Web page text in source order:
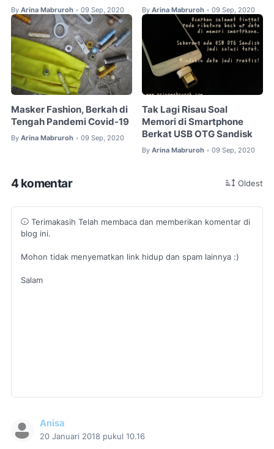
By Arina Mabruroh • 09 Sep, 2020 By Arina Mabruroh • 09 Sep, 2020
Masker Fashion, Berkah di
Tengah Pandemi Covid-19
By Arina Mabruroh • 09 Sep, 2020
Tak Lagi Risau Soal
Memori di Smartphone
Berkat USB OTG Sandisk
By Arina Mabruroh • 09 Sep, 2020
4 komentar Oldest
Terimakasih Telah membaca dan memberikan komentar di
blog ini.
Mohon tidak menyematkan link hidup dan spam lainnya :)
Salam
Anisa
20 Januari 2018 pukul 10.16